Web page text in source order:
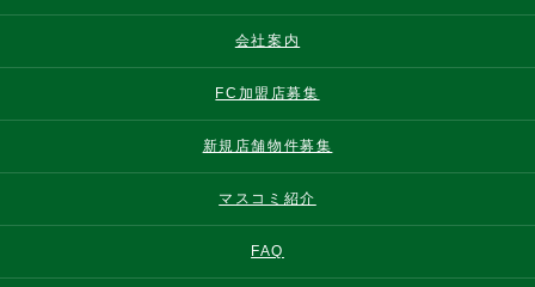
会社案内
FC加盟店募集
新規店舗物件募集
マスコミ紹介
FAQ